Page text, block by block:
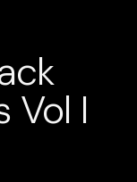
Vol I